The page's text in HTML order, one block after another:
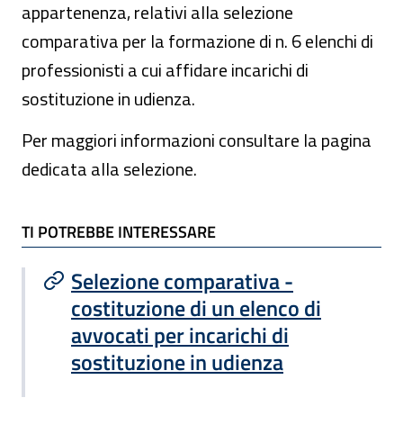
appartenenza, relativi alla selezione
comparativa per la formazione di n. 6 elenchi di
professionisti a cui affidare incarichi di
sostituzione in udienza.
Per maggiori informazioni consultare la pagina
dedicata alla selezione.
TI POTREBBE INTERESSARE
TI POTREBBE INTERESSARE
Selezione comparativa -
costituzione di un elenco di
avvocati per incarichi di
sostituzione in udienza